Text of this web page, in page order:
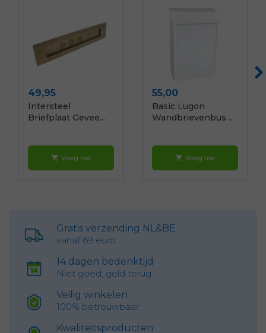
Prijs
49,95
Intersteel
Briefplaat Gevee...
shopping_cart Voeg toe
Prijs
55,00
Basic Lugon
Wandbrievenbus ...
shopping_cart Voeg toe
Gratis verzending NL&BE
vanaf 69 euro
14 dagen bedenktijd
Niet goed, geld terug
Veilig winkelen
100% betrouwbaar
Kwaliteitsproducten